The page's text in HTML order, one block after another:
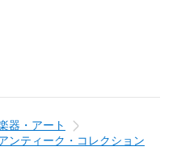
器・アート
ンティーク・コレクション